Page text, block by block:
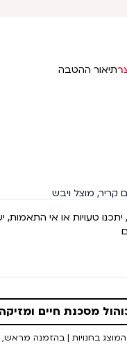
תיאור ההטבה
קריר, מוצל ויבש
טעויות או אי
מסכנת חיים